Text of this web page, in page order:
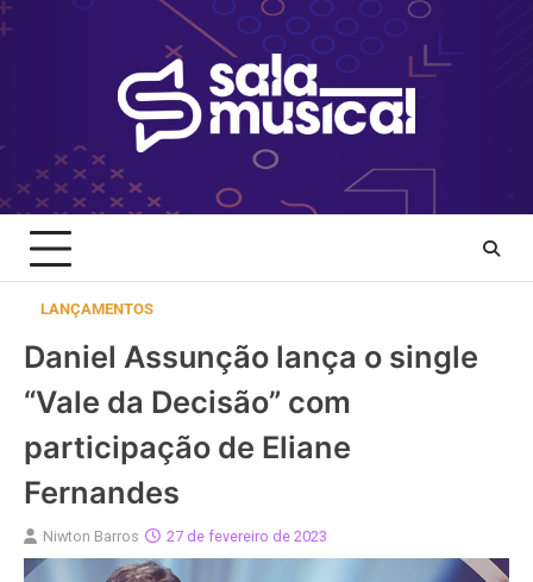
Skip
to
LANÇAMENTOS
Daniel Assunção lança o single
“Vale da Decisão” com
participação de Eliane
Fernandes
Niwton Barros 27 de fevereiro de 2023